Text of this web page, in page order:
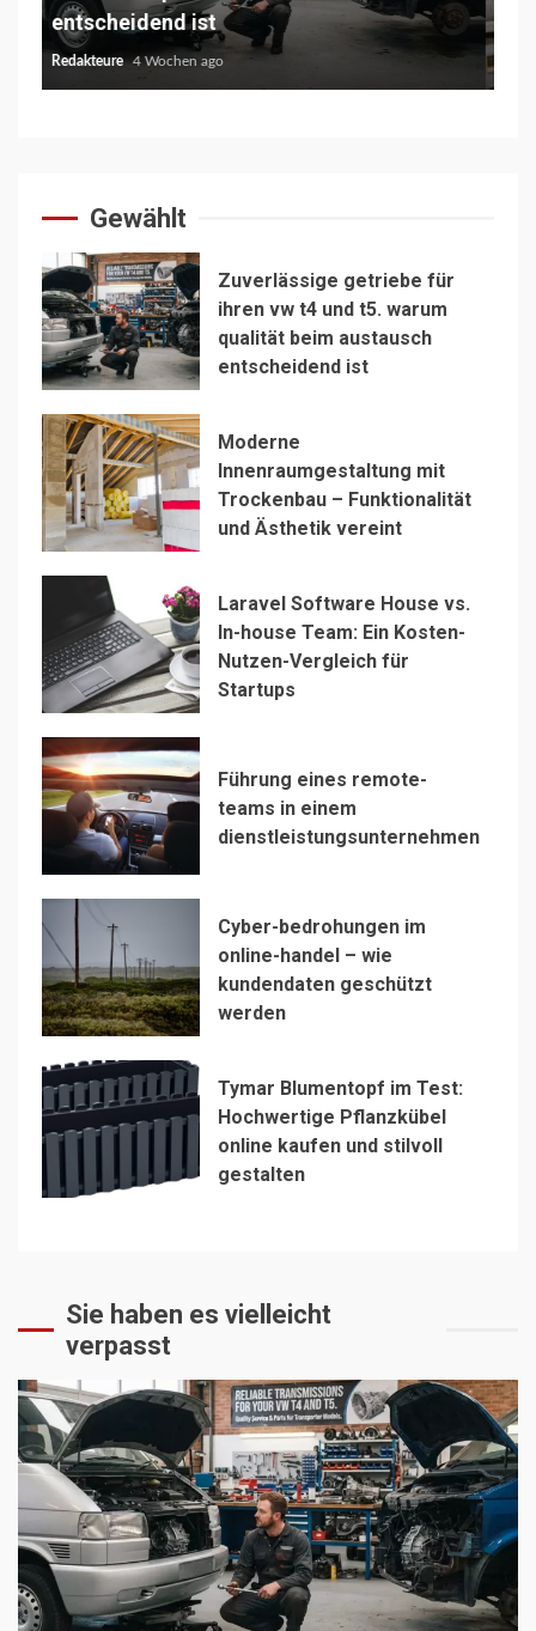
vereint
Redakteure 5 Monaten ago
Gewählt
Zuverlässige getriebe für
ihren vw t4 und t5. warum
qualität beim austausch
entscheidend ist
Moderne
Innenraumgestaltung mit
Trockenbau – Funktionalität
und Ästhetik vereint
Laravel Software House vs.
In-house Team: Ein Kosten-
Nutzen-Vergleich für
Startups
Führung eines remote-
teams in einem
dienstleistungsunternehmen
Cyber-bedrohungen im
online-handel – wie
kundendaten geschützt
werden
Tymar Blumentopf im Test:
Hochwertige Pflanzkübel
online kaufen und stilvoll
gestalten
Sie haben es vielleicht
verpasst
2 min read